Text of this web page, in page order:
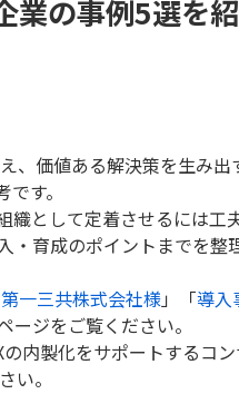
業の事例5選を
、価値ある解決策を生み出
す。
として定着させるには工
・育成のポイントまでを整
一三共株式会社様」「導入
ージをご覧ください。
内製化をサポートするコ
い。